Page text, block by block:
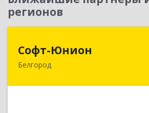
регионов
Софт-Юнион
Белгород
308014, Белгородская обл,